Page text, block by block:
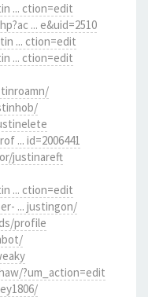
... ction=edit
... e&uid=2510
... ction=edit
... ction=edit
... id=2006441
justinareft
... ction=edit
... justingon/
profile
?um_action=edit